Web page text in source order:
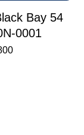
Bay 54
0001